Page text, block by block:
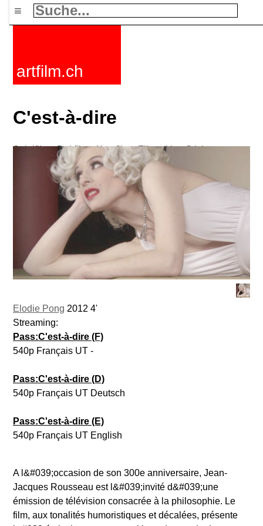
≡
artfilm.ch
C'est-à-dire
Elodie Pong 2012 4'
Streaming:
Pass:C'est-à-dire (F)
540p Français UT -
Pass:C'est-à-dire (D)
540p Français UT Deutsch
Pass:C'est-à-dire (E)
540p Français UT English
A l&#039;occasion de son 300e anniversaire, Jean-
Jacques Rousseau est l&#039;invité d&#039;une
émission de télévision consacrée à la philosophie. Le
film, aux tonalités humoristiques et décalées, présente
Spielfilme Dokfilme Kurzfilme Filmzyklen Stichworte
Nachrichten F-Rated FAQ Kontakt Maillist
KaufenAktivieren Abo
216.73.217.1